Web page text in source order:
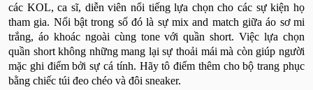
các KOL, ca sĩ, diễn viên nổi tiếng lựa chọn cho các sự kiện họ
tham gia. Nổi bật trong số đó là sự mix and match giữa áo sơ mi
trắng, áo khoác ngoài cùng tone với quần short. Việc lựa chọn
quần short không những mang lại sự thoải mái mà còn giúp người
mặc ghi điểm bởi sự cá tính. Hãy tô điểm thêm cho bộ trang phục
bằng chiếc túi đeo chéo và đôi sneaker.